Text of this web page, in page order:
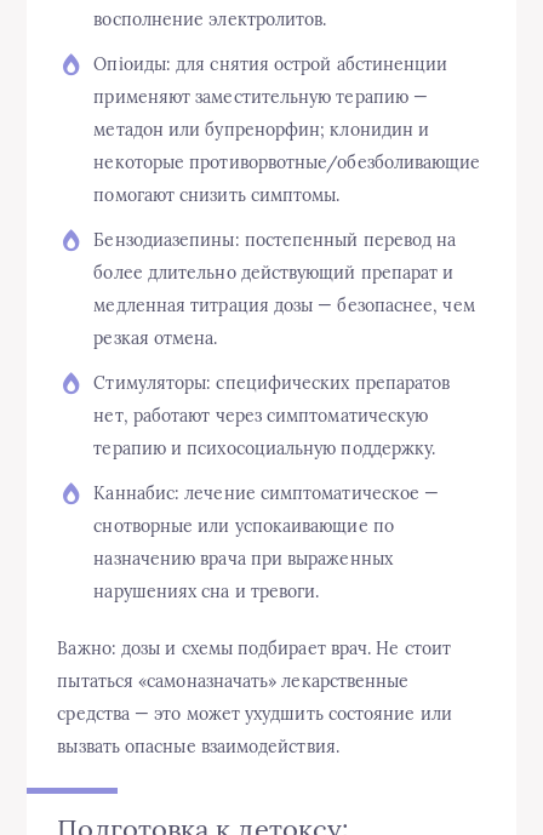
восполнение электролитов.
Опioиды: для снятия острой абстиненции
применяют заместительную терапию —
метадон или бупренорфин; клонидин и
некоторые противорвотные/обезболивающие
помогают снизить симптомы.
Бензодиазепины: постепенный перевод на
более длительно действующий препарат и
медленная титрация дозы — безопаснее, чем
резкая отмена.
Стимуляторы: специфических препаратов
нет, работают через симптоматическую
терапию и психосоциальную поддержку.
Каннабис: лечение симптоматическое —
снотворные или успокаивающие по
назначению врача при выраженных
нарушениях сна и тревоги.
Важно: дозы и схемы подбирает врач. Не стоит
пытаться «самоназначать» лекарственные
средства — это может ухудшить состояние или
вызвать опасные взаимодействия.